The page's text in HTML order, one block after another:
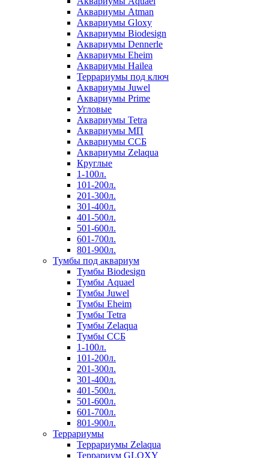
Аквариумы Atman
Аквариумы Gloxy
Аквариумы Biodesign
Аквариумы Dennerle
Аквариумы Eheim
Аквариумы Hailea
Террариумы под ключ
Аквариумы Juwel
Аквариумы Prime
Угловые
Аквариумы Tetra
Аквариумы МП
Аквариумы ССБ
Аквариумы Zelaqua
Круглые
1-100л.
101-200л.
201-300л.
301-400л.
401-500л.
501-600л.
601-700л.
801-900л.
Тумбы под аквариум
Тумбы Biodesign
Тумбы Aquael
Тумбы Juwel
Тумбы Eheim
Тумбы Tetra
Тумбы Zelaqua
Тумбы ССБ
1-100л.
101-200л.
201-300л.
301-400л.
401-500л.
501-600л.
601-700л.
801-900л.
Террариумы
Террариумы Zelaqua
Террариум GLOXY